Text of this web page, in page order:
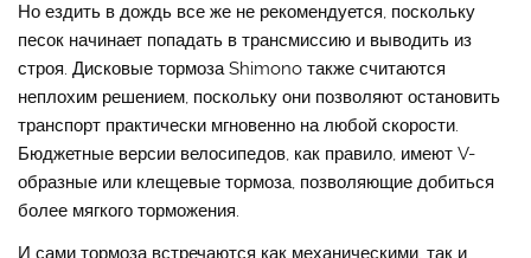
Но ездить в дождь все же не рекомендуется, поскольку
песок начинает попадать в трансмиссию и выводить из
строя. Дисковые тормоза Shimono также считаются
неплохим решением, поскольку они позволяют остановить
транспорт практически мгновенно на любой скорости.
Бюджетные версии велосипедов, как правило, имеют V-
образные или клещевые тормоза, позволяющие добиться
более мягкого торможения.
И сами тормоза встречаются как механическими, так и